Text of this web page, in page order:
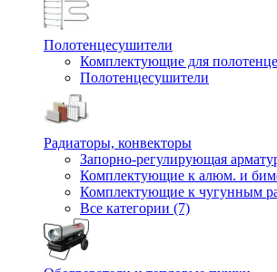
Полотенцесушители
Комплектующие для
Полотенцесушители
Радиаторы, конвекторы
Запорно-регулирующая
Комплектующие к алюм. и
Комплектующие к чугунным
Все категории (7)